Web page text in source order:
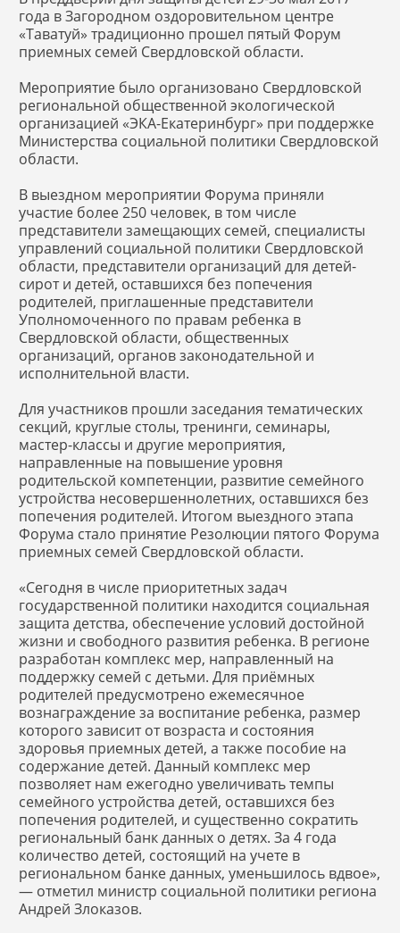
года в Загородном оздоровительном центре
«Таватуй» традиционно прошел пятый Форум
приемных семей Свердловской области.
Мероприятие было организовано Свердловской
региональной общественной экологической
организацией «ЭКА-Екатеринбург» при поддержке
Министерства социальной политики Свердловской
области.
В выездном мероприятии Форума приняли
участие более 250 человек, в том числе
представители замещающих семей, специалисты
управлений социальной политики Свердловской
области, представители организаций для детей-
сирот и детей, оставшихся без попечения
родителей, приглашенные представители
Уполномоченного по правам ребенка в
Свердловской области, общественных
организаций, органов законодательной и
исполнительной власти.
Для участников прошли заседания тематических
секций, круглые столы, тренинги, семинары,
мастер-классы и другие мероприятия,
направленные на повышение уровня
родительской компетенции, развитие семейного
устройства несовершеннолетних, оставшихся без
попечения родителей. Итогом выездного этапа
Форума стало принятие Резолюции пятого Форума
приемных семей Свердловской области.
«Сегодня в числе приоритетных задач
государственной политики находится социальная
защита детства, обеспечение условий достойной
жизни и свободного развития ребенка. В регионе
разработан комплекс мер, направленный на
поддержку семей с детьми. Для приёмных
родителей предусмотрено ежемесячное
вознаграждение за воспитание ребенка, размер
которого зависит от возраста и состояния
здоровья приемных детей, а также пособие на
содержание детей. Данный комплекс мер
позволяет нам ежегодно увеличивать темпы
семейного устройства детей, оставшихся без
попечения родителей, и существенно сократить
региональный банк данных о детях. За 4 года
количество детей, состоящий на учете в
региональном банке данных, уменьшилось вдвое»,
— отметил министр социальной политики региона
Андрей Злоказов.